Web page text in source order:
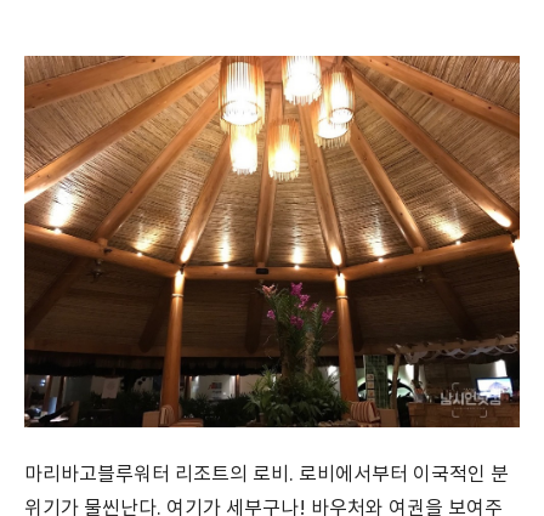
마리바고블루워터 리조트의 로비. 로비에서부터 이국적인 분
위기가 물씬난다. 여기가 세부구나! 바우처와 여권을 보여주